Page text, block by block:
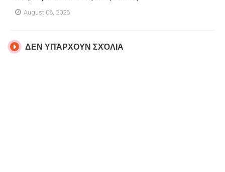
August 06, 2026
ΔΕΝ ΥΠΆΡΧΟΥΝ ΣΧΌΛΙΑ